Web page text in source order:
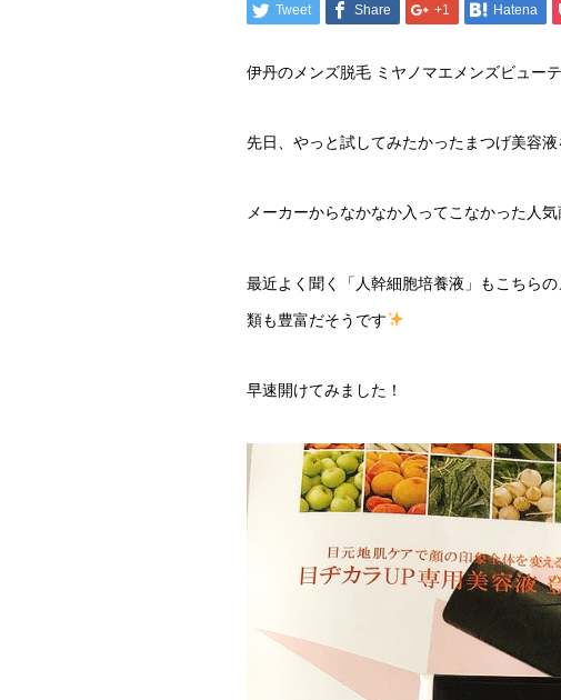
Tweet Share +1 Hatena
伊丹のメンズ脱毛 ミヤノマエメンズビュー
先日、やっと試してみたかったまつげ美容
メーカーからなかなか入ってこなかった人気
最近よく聞く「人幹細胞培養液」もこちら
類も豊富だそうです
早速開けてみました！